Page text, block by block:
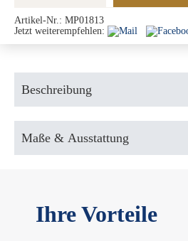
Artikel-Nr.: MP01813
Jetzt weiterempfehlen:
Beschreibung
Maße & Ausstattung
Ihre Vorteile